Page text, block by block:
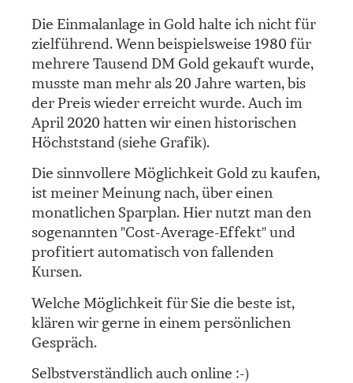
Die Einmalanlage in Gold halte ich nicht für
zielführend. Wenn beispielsweise 1980 für
mehrere Tausend DM Gold gekauft wurde,
musste man mehr als 20 Jahre warten, bis
der Preis wieder erreicht wurde. Auch im
April 2020 hatten wir einen historischen
Höchststand (siehe Grafik).
Die sinnvollere Möglichkeit Gold zu kaufen,
ist meiner Meinung nach, über einen
monatlichen Sparplan. Hier nutzt man den
sogenannten "Cost-Average-Effekt" und
profitiert automatisch von fallenden
Kursen.
Welche Möglichkeit für Sie die beste ist,
klären wir gerne in einem persönlichen
Gespräch.
Selbstverständlich auch online :-)